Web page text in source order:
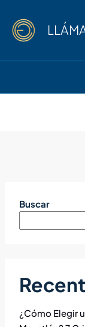
Buscar
¿Cómo Elegir